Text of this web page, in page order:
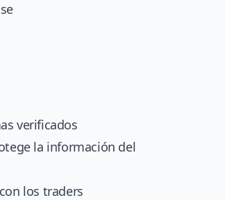
verificados
la información del
los traders